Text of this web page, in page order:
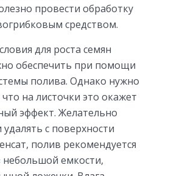
провести обработку
средством.
для роста семян
обеспечить при помощи
полива. Однако нужно
на листочки это окажет
эффект. Желательно
с поверхности
полив рекомендуется
емкости,